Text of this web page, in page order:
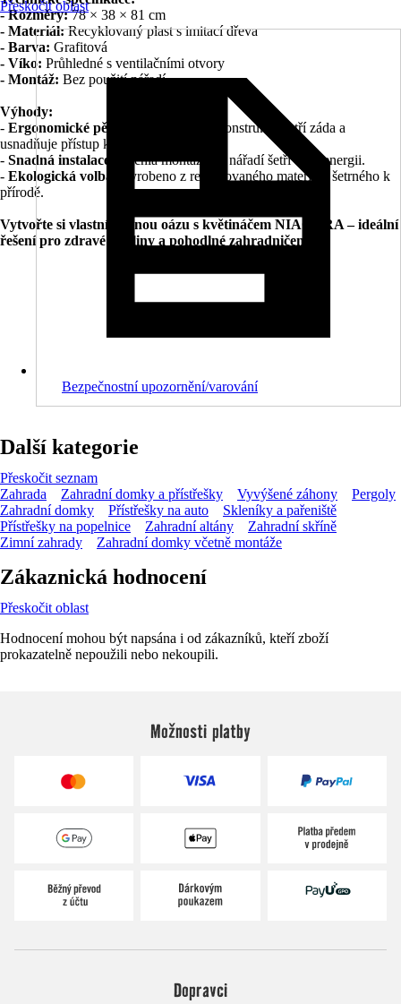
- Rozměry:78 × 38 × 81 cm
- Materiál:Recyklovaný plast s imitací dřeva
- Barva: Grafitová
- Víko: Průhledné s ventilačními otvory
- Montáž: Bez použití nářadí
Výhody:
- Ergonomické pěstování:
Vyvýšená konstrukce šetří záda a
usnadňuje přístup k rostlinám.
- Snadná instalace:
Rychlá montáž bez nářadí šetří čas i energii.
- Ekologická volba:
Vyrobeno z recyklovaného materiálu šetrného k
přírodě.
Vytvořte si vlastní zelenou oázu s květináčem NIAGARA – ideální
řešení pro zdravé rostliny a pohodlné zahradničení.
Přeskočit oblast
Bezpečnostní upozornění/varování
Další kategorie
Přeskočit seznam
Zahrada
Zahradní domky a přístřešky Vyvýšené záhony
Pergoly
Zahradní domky
Přístřešky na auto
Skleníky a pařeniště
Přístřešky na popelnice
Zahradní altány
Zahradní skříně
Zimní zahrady
Zahradní domky včetně montáže
Zákaznická hodnocení
Přeskočit oblast
Hodnocení mohou být napsána i od zákazníků, kteří zboží
prokazatelně nepoužili nebo nekoupili.
Možnosti platby
Dopravci